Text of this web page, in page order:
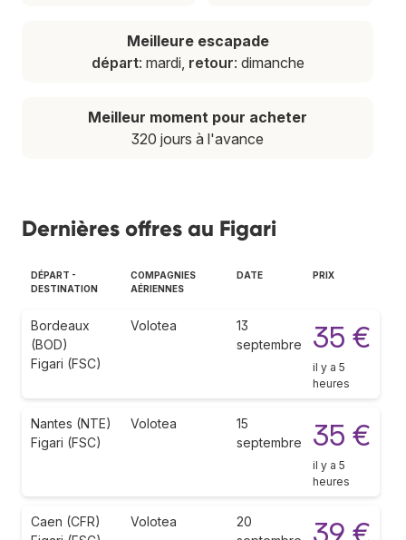
Meilleure escapade
départ: mardi, retour: dimanche
Meilleur moment pour acheter
320 jours à l'avance
Dernières offres au Figari
DÉPART -
DESTINATION
COMPAGNIES
AÉRIENNES
DATE PRIX
Bordeaux
(BOD)
Figari (FSC)
Volotea
13
septembre
35 €
il y a 5
heures
Nantes (NTE)
Figari (FSC)
Volotea
15
septembre
35 €
il y a 5
heures
Caen (CFR)
Volotea
20